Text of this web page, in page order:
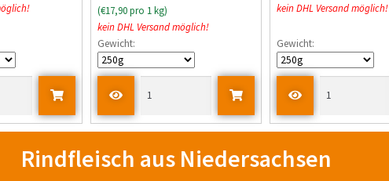
(€17,90 pro 1 kg)
kein DHL Versand möglich!
Gewicht:
kein DHL Versand möglich!
Gewicht:
Rindfleisch aus Niedersachsen